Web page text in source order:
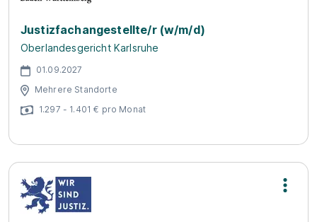
Justizfachangestellte/r (w/m/d)
Oberlandesgericht Karlsruhe
01.09.2027
Mehrere Standorte
1.297 - 1.401 € pro Monat